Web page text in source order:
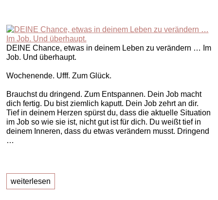
DEINE Chance, etwas in deinem Leben zu verändern … Im
Job. Und überhaupt.
Wochenende. Ufff. Zum Glück.
Brauchst du dringend. Zum Entspannen. Dein Job macht
dich fertig. Du bist ziemlich kaputt. Dein Job zehrt an dir.
Tief in deinem Herzen spürst du, dass die aktuelle Situation
im Job so wie sie ist, nicht gut ist für dich. Du weißt tief in
deinem Inneren, dass du etwas verändern musst. Dringend
…
weiterlesen